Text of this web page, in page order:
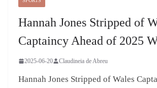
Hannah Jones Stripped of
Captaincy Ahead of 2025
2025-06-20 Claudineia de Abreu
Hannah Jones Stripped of Wales